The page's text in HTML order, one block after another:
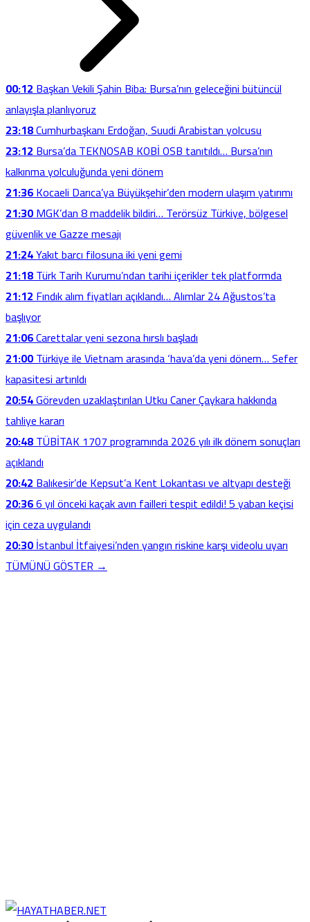
00:12Başkan Vekili Şahin Biba: Bursa’nın geleceğini bütüncül
anlayışla planlıyoruz
23:18Cumhurbaşkanı Erdoğan, Suudi Arabistan yolcusu
23:12Bursa’da TEKNOSAB KOBİ OSB tanıtıldı… Bursa’nın
kalkınma yolculuğunda yeni dönem
21:36Kocaeli Darıca’ya Büyükşehir’den modern ulaşım yatırımı
21:30MGK’dan 8 maddelik bildiri… Terörsüz Türkiye, bölgesel
güvenlik ve Gazze mesajı
21:24Yakıt barcı filosuna iki yeni gemi
21:18Türk Tarih Kurumu’ndan tarihi içerikler tek platformda
21:12Fındık alım fiyatları açıklandı… Alımlar 24 Ağustos’ta
başlıyor
21:06Carettalar yeni sezona hırslı başladı
21:00Türkiye ile Vietnam arasında ‘hava’da yeni dönem… Sefer
kapasitesi artırıldı
20:54Görevden uzaklaştırılan Utku Caner Çaykara hakkında
tahliye kararı
20:48TÜBİTAK 1707 programında 2026 yılı ilk dönem sonuçları
açıklandı
20:42Balıkesir’de Kepsut’a Kent Lokantası ve altyapı desteği
20:366 yıl önceki kaçak avın failleri tespit edildi! 5 yaban keçisi
için ceza uygulandı
20:30İstanbul İtfaiyesi’nden yangın riskine karşı videolu uyarı
TÜMÜNÜ GÖSTER →